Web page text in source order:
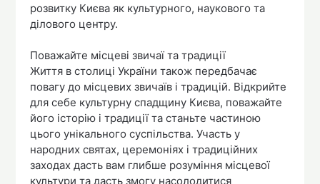
розвитку Києва як культурного, наукового та
ділового центру.
Поважайте місцеві звичаї та традиції
Життя в столиці України також передбачає
повагу до місцевих звичаїв і традицій. Відкрийте
для себе культурну спадщину Києва, поважайте
його історію і традиції та станьте частиною
цього унікального суспільства. Участь у
народних святах, церемоніях і традиційних
заходах дасть вам глибше розуміння місцевої
культури та дасть змогу насолодитися